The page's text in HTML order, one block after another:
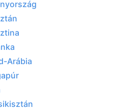
Arábia